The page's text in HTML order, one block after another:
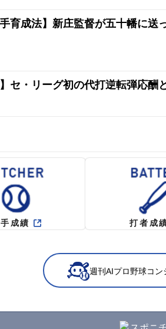
手育成法】新庄監督が五十幡に送
】セ・リーグ初の代打逆転弾応酬
成績 打者成
週刊AIプロ野球コン